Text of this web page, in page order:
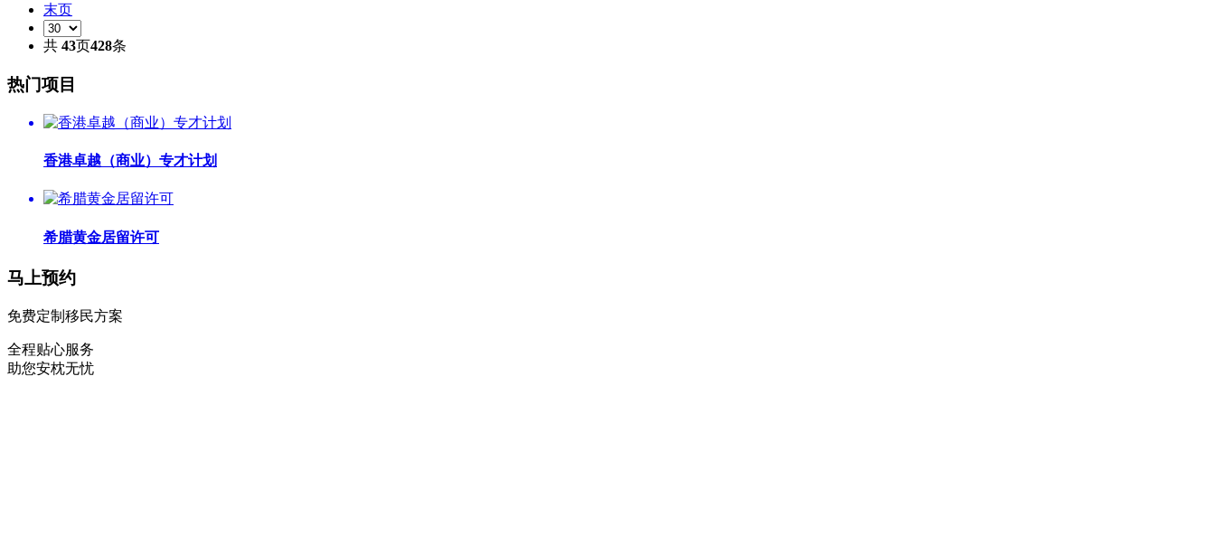
末页
共 43页428条
热门项目
香港卓越（商业）专才计划
希腊黄金居留许可
马上预约
免费定制移民方案
全程贴心服务
助您安枕无忧